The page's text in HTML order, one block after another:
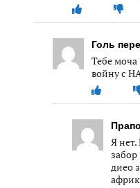
Голь
Тебе моча
войну с
Я
диео